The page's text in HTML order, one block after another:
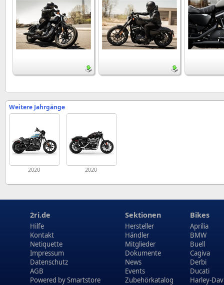
Weitere Jahrgänge
2020 2020
2ri.de
Hilfe
Kontakt
Netiquette
Impressum
Datenschutz
AGB
Powered bySmartstore
Sektionen
Hersteller
Händler
Mitglieder
Dokumente
News
Events
Zubehörkatalog
Bikes
Aprilia
BMW
Buell
Cagiva
Derbi
Ducati
Harley-